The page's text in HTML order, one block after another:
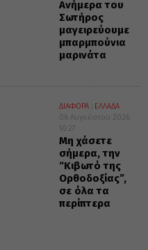
Ανήμερα του
Σωτήρος
μαγειρεύουμε
μπαρμπούνια
μαρινάτα
ΔΙΑΦΟΡΑ
ΕΛΛΑΔΑ
06 Αυγούστου 2026
10:27
Μη χάσετε
σήμερα, την
“Κιβωτό της
Ορθοδοξίας”,
σε όλα τα
περίπτερα